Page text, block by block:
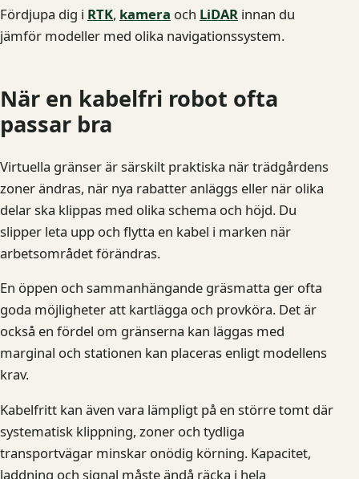
Fördjupa dig i RTK, kamera och LiDAR innan du
jämför modeller med olika navigationssystem.
När en kabelfri robot ofta
passar bra
Virtuella gränser är särskilt praktiska när trädgårdens
zoner ändras, när nya rabatter anläggs eller när olika
delar ska klippas med olika schema och höjd. Du
slipper leta upp och flytta en kabel i marken när
arbetsområdet förändras.
En öppen och sammanhängande gräsmatta ger ofta
goda möjligheter att kartlägga och provköra. Det är
också en fördel om gränserna kan läggas med
marginal och stationen kan placeras enligt modellens
krav.
Kabelfritt kan även vara lämpligt på en större tomt där
systematisk klippning, zoner och tydliga
transportvägar minskar onödig körning. Kapacitet,
laddning och signal måste ändå räcka i hela